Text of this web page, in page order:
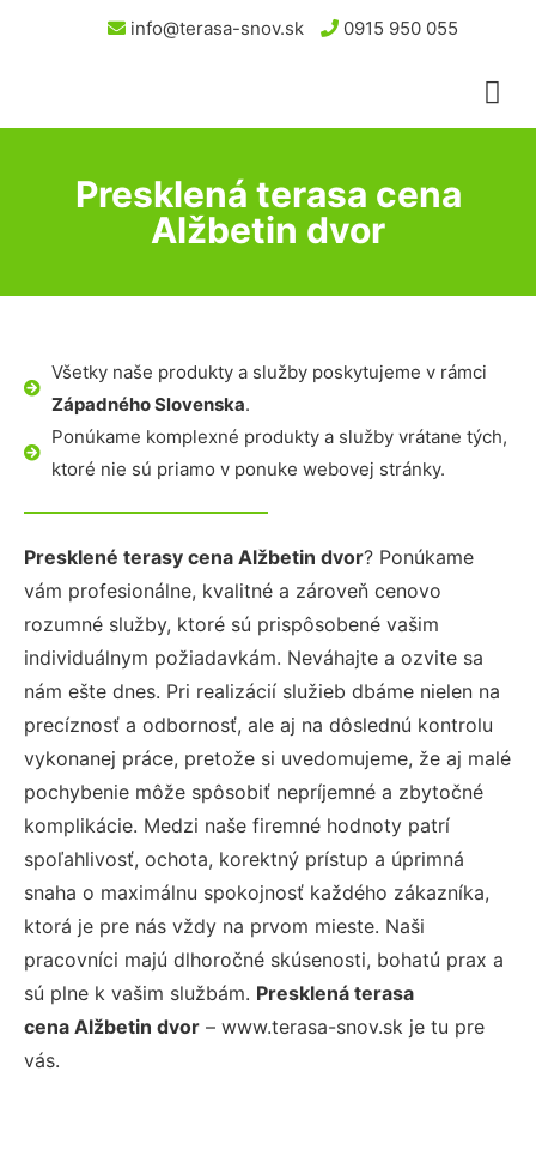
info@terasa-snov.sk 0915 950 055
Presklená terasa cena
Alžbetin dvor
Všetky naše produkty a služby poskytujeme v rámci
Západného Slovenska.
Ponúkame komplexné produkty a služby vrátane tých,
ktoré nie sú priamo v ponuke webovej stránky.
Presklené terasy cena Alžbetin dvor? Ponúkame
vám profesionálne, kvalitné a zároveň cenovo
rozumné služby, ktoré sú prispôsobené vašim
individuálnym požiadavkám. Neváhajte a ozvite sa
nám ešte dnes. Pri realizácií služieb dbáme nielen na
precíznosť a odbornosť, ale aj na dôslednú kontrolu
vykonanej práce, pretože si uvedomujeme, že aj malé
pochybenie môže spôsobiť nepríjemné a zbytočné
komplikácie. Medzi naše firemné hodnoty patrí
spoľahlivosť, ochota, korektný prístup a úprimná
snaha o maximálnu spokojnosť každého zákazníka,
ktorá je pre nás vždy na prvom mieste. Naši
pracovníci majú dlhoročné skúsenosti, bohatú prax a
sú plne k vašim službám. Presklená terasa
cena Alžbetin dvor – www.terasa-snov.sk je tu pre
vás.